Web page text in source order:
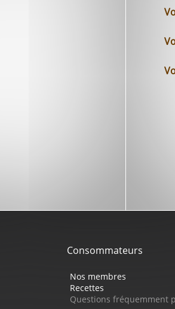
Consommateurs
Nos membres
Recettes
Questions fréquemment